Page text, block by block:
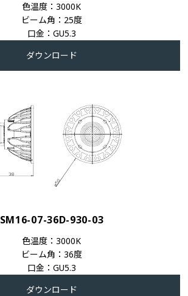
色温度：3000K
ビーム角：25度
口金：GU5.3
ダウンロード
SM16-07-36D-930-03
色温度：3000K
ビーム角：36度
口金：GU5.3
ダウンロード